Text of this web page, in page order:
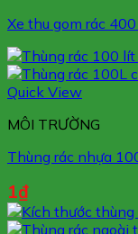
Xe thu gom rác
Quick View
MÔI TRƯỜNG
Thùng rác nhựa
1₫